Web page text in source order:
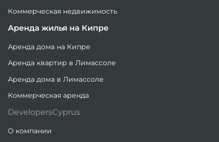
Коммерческая недвижимость
Аренда жилья на Кипре
Аренда дома на Кипре
Аренда квартир в Лимассоле
Аренда дома в Лимассоле
Коммерческая аренда
DevelopersCyprus
О компании